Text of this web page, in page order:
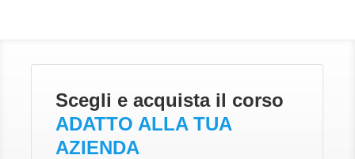
Scegli e acquista il corso
ADATTO ALLA TUA
AZIENDA